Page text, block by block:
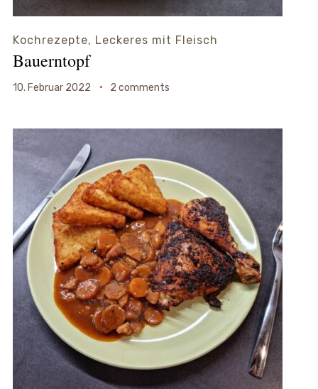
Kochrezepte, Leckeres mit Fleisch
Bauerntopf
10. Februar 2022 2 comments